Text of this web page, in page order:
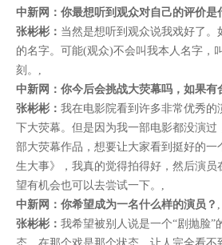
中新网：你最想听到观众对自己的评价是
张彬彬： 当然是想听到观众说我戏好了
的名字。可能(观众)不会叫我本人名字，
刻。,
中新网：你今后会挑战大荧幕吗，如果
张彬彬： 我在电影院看到许多非常优秀
下大荧幕。但是因为我一部电影都没演
部大荧幕作品，想要让大家看到挺好的
生大事》，我真的觉得拍得好，然后演
望有机会也可以去尝试一下。,
中新网：你希望成为一名什么样的演员？
张彬彬： 我希望被别人说是一个“剧抛脸